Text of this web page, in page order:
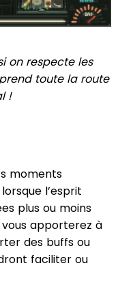
on respecte les
toute la route
!
moments
l’esprit
plus ou moins
vous apporterez à
des buffs ou
faciliter ou